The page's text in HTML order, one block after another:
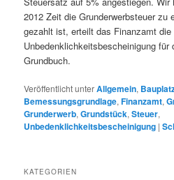
2012 Zeit die Grunderwerbsteuer zu
gezahlt ist, erteilt das Finanzamt die
Unbedenklichkeitsbescheinigung für
Grundbuch.
Veröffentlicht unterAllgemein,
Bemessungsgrundlage,Finanzamt,
Grunderwerb,Grundstück,Steuer,
Unbedenklichkeitsbescheinigung |
KATEGORIEN